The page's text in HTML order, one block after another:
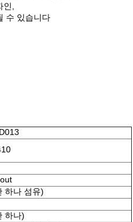
,
수 있습니다
하나 섬유)
하나)